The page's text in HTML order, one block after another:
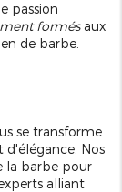
passion
formésaux
de barbe.
se transforme
Nos
la barbe pour
alliant